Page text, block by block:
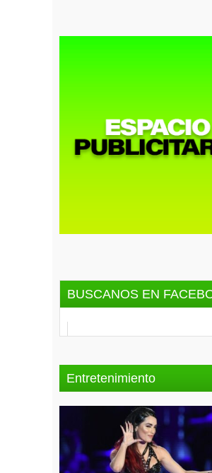
BUSCANOS EN
Entretenimiento